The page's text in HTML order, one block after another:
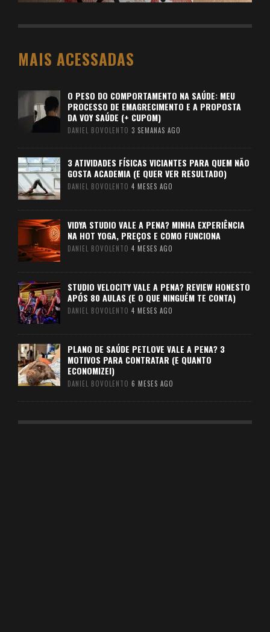
MAIS ACESSADAS
O PESO DO COMPORTAMENTO NA SAÚDE: MEU
PROCESSO DE EMAGRECIMENTO E A PROPOSTA
DA VOY SAÚDE (+ CUPOM)
DANIEL BOVOLENTO 3 SEMANAS AGO
3 ATIVIDADES FÍSICAS VICIANTES PARA QUEM NÃO
GOSTA ACADEMIA (E QUER VER RESULTADO)
DANIEL BOVOLENTO 4 MESES AGO
VIDYA STUDIO VALE A PENA? MINHA EXPERIÊNCIA
NA HOT YOGA, PREÇOS E COMO FUNCIONA
DANIEL BOVOLENTO 4 MESES AGO
STUDIO VELOCITY VALE A PENA? REVIEW HONESTO
APÓS 80 AULAS (E O QUE NINGUÉM TE CONTA)
DANIEL BOVOLENTO 4 MESES AGO
PLANO DE SAÚDE PETLOVE VALE A PENA? 3
MOTIVOS PARA CONTRATAR (E QUANTO
ECONOMIZEI)
DANIEL BOVOLENTO 6 MESES AGO